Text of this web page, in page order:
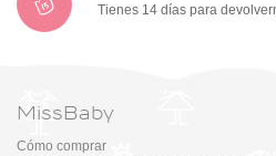
Tienes 14 días para
MissBaby
Cómo comprar